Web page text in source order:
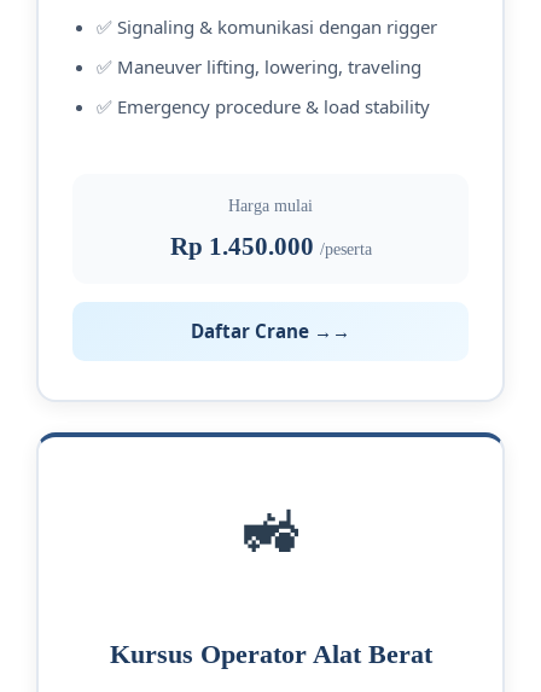
✅ Signaling & komunikasi dengan rigger
✅ Maneuver lifting, lowering, traveling
✅ Emergency procedure & load stability
Harga mulai
Rp 1.450.000 /peserta
Daftar Crane →
🚜
Kursus Operator Alat Berat